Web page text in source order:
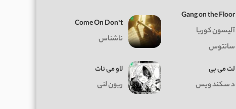
Gang on the Floor
آلیسون کوریا
سانتوس
Come On Don’t
ناشناس
لت می بی
د سکند ویس
لاو می نات
ریون لنی